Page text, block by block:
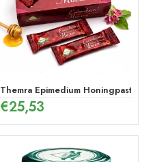
Themra Epimedium
€25,53